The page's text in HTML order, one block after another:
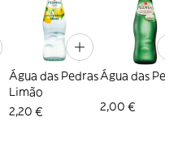
Água das Pedras
Limão
2,20 €
Água das
2,00 €